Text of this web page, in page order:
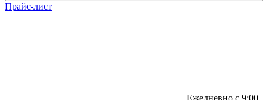
Прайс-лист
Ежедневно с 9:00